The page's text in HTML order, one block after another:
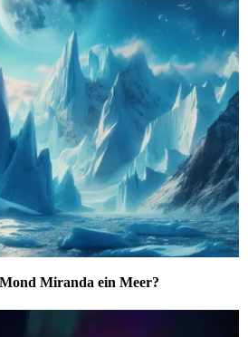
Miranda ein Meer?